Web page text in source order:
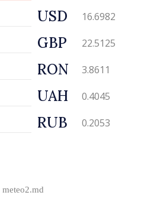
USD 16.6982
GBP 22.5125
RON 3.8611
UAH 0.4045
RUB 0.2053
meteo2.md